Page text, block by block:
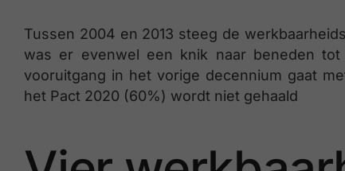
Tussen 2004 en 2013 steeg de
was er evenwel een knik naar beneden
vooruitgang in het vorige decennium gaat
het Pact 2020 (60%) wordt niet gehaald